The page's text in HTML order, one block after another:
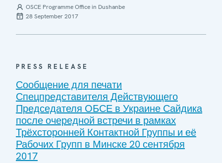
OSCE Programme Office in Dushanbe
28 September 2017
PRESS RELEASE
Сообщение для печати
Спецпредставителя Действующего
Председателя ОБСЕ в Украине Сайдика
после очередной встречи в рамках
Трёхсторонней Контактной Группы и её
Рабочих Групп в Минске 20 сентября
2017